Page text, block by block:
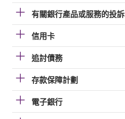
有關銀行產品或服務的投訴
信用卡
追討債務
存款保障計劃
電子銀行